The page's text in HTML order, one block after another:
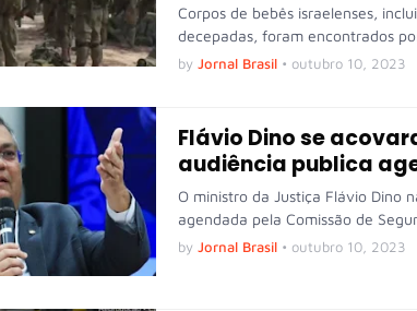
Corpos de bebês israelenses,
decepadas, foram encontrados
by Jornal Brasil • outubro 10, 2023
Flávio Dino se
audiência publica
O ministro da Justiça Flávio Dino
agendada pela Comissão de
by Jornal Brasil • outubro 10, 2023